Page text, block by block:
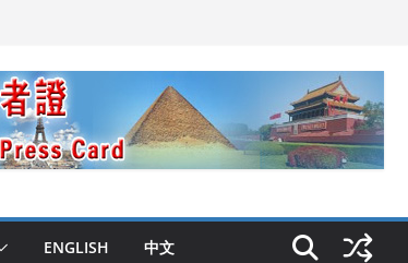
ENGLISH 中文